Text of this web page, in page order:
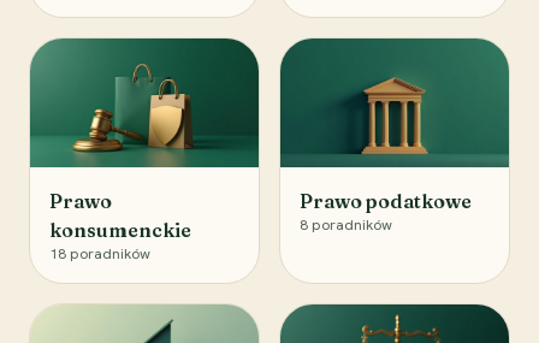
Prawo
konsumenckie
18 poradników
Prawo podatkowe
8 poradników